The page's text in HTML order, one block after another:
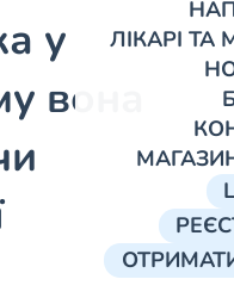
ЛІКАРІ
у
вона